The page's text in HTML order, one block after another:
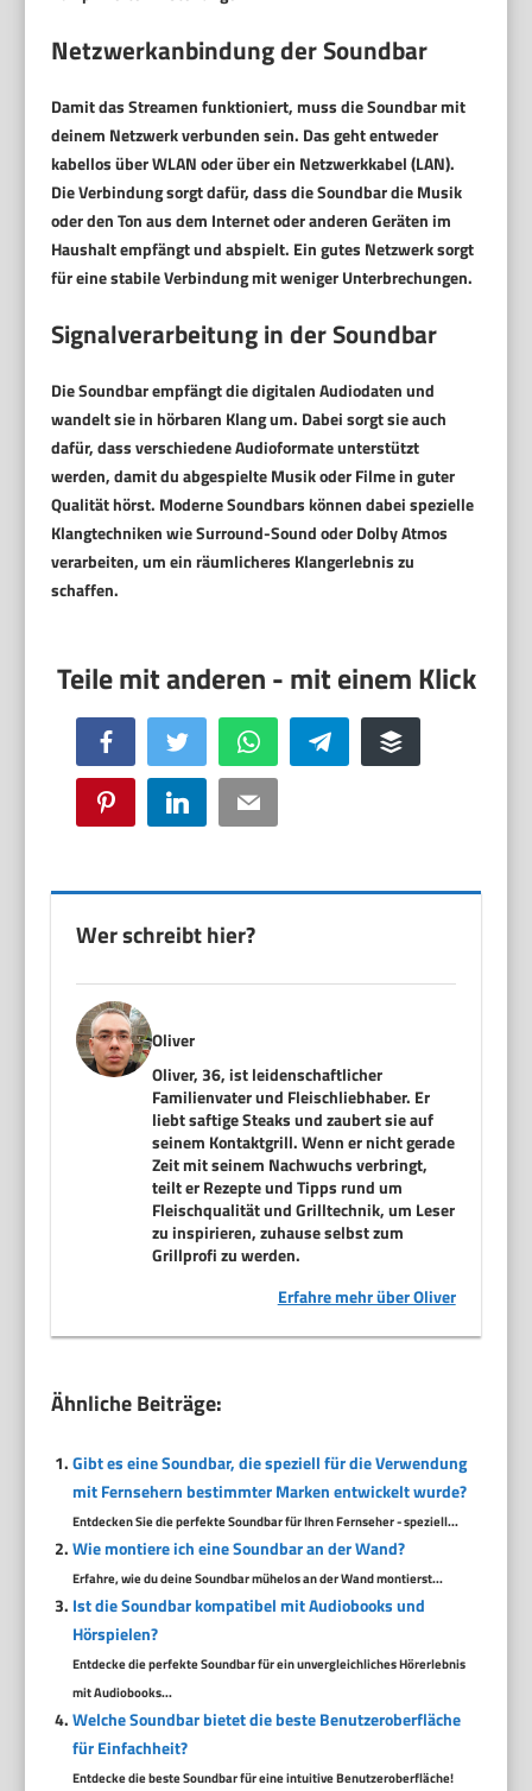
Netzwerkanbindung der Soundbar
Damit das Streamen funktioniert, muss die Soundbar mit
deinem Netzwerk verbunden sein. Das geht entweder
kabellos über WLAN oder über ein Netzwerkkabel (LAN).
Die Verbindung sorgt dafür, dass die Soundbar die Musik
oder den Ton aus dem Internet oder anderen Geräten im
Haushalt empfängt und abspielt. Ein gutes Netzwerk sorgt
für eine stabile Verbindung mit weniger Unterbrechungen.
Signalverarbeitung in der Soundbar
Die Soundbar empfängt die digitalen Audiodaten und
wandelt sie in hörbaren Klang um. Dabei sorgt sie auch
dafür, dass verschiedene Audioformate unterstützt
werden, damit du abgespielte Musik oder Filme in guter
Qualität hörst. Moderne Soundbars können dabei spezielle
Klangtechniken wie Surround-Sound oder Dolby Atmos
verarbeiten, um ein räumlicheres Klangerlebnis zu
schaffen.
Facebook Twitter WhatsApp Telegram Buffer
Pinterest LinkedIn Email
Wer schreibt hier?
Oliver
Oliver, 36, ist leidenschaftlicher
Familienvater und Fleischliebhaber. Er
liebt saftige Steaks und zaubert sie auf
seinem Kontaktgrill. Wenn er nicht gerade
Zeit mit seinem Nachwuchs verbringt,
teilt er Rezepte und Tipps rund um
Fleischqualität und Grilltechnik, um Leser
zu inspirieren, zuhause selbst zum
Grillprofi zu werden.
Erfahre mehr über Oliver
Ähnliche Beiträge:
Gibt es eine Soundbar, die speziell für die Verwendung
mit Fernsehern bestimmter Marken entwickelt wurde?
Entdecken Sie die perfekte Soundbar für Ihren Fernseher - speziell...
Wie montiere ich eine Soundbar an der Wand?
Erfahre, wie du deine Soundbar mühelos an der Wand montierst...
Ist die Soundbar kompatibel mit Audiobooks und
Hörspielen?
Entdecke die perfekte Soundbar für ein unvergleichliches Hörerlebnis
mit Audiobooks...
Welche Soundbar bietet die beste Benutzeroberfläche
für Einfachheit?
Entdecke die beste Soundbar für eine intuitive Benutzeroberfläche!